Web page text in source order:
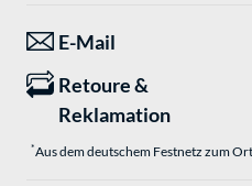
E-Mail
Retoure &
Reklamation
*Aus dem deutschem Festnetz zum